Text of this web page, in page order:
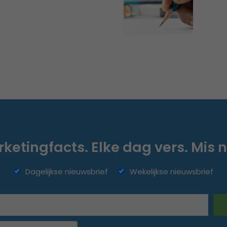
Elke dag vers. Mis
Dagelijkse nieuwsbrief Wekelijkse nieuwsbrief